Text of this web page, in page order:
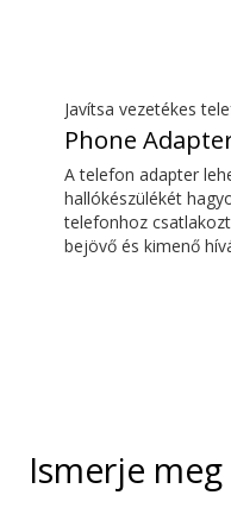
hangot az Oticon
hallókészülékekre.
helyeken található
hangját is veszi.
Javítsa vezetékes
Phone
A telefon adapter
hallókészülékét
telefonhoz
bejövő és kimenő
Ismerje